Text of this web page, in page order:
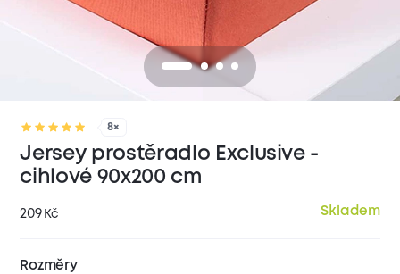
8×
Jersey prostěradlo Exclusive -
cihlové 90x200 cm
209 Kč Skladem
Rozměry